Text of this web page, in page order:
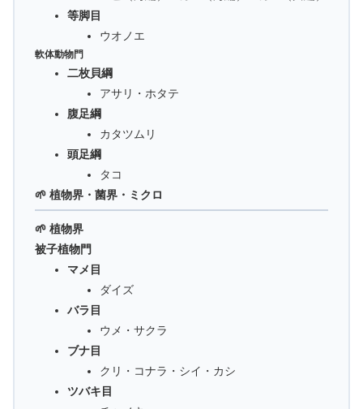
等脚目
ウオノエ
軟体動物門
二枚貝綱
アサリ・ホタテ
腹足綱
カタツムリ
頭足綱
タコ
🌱 植物界・菌界・ミクロ
🌱 植物界
被子植物門
マメ目
ダイズ
バラ目
ウメ・サクラ
ブナ目
クリ・コナラ・シイ・カシ
ツバキ目